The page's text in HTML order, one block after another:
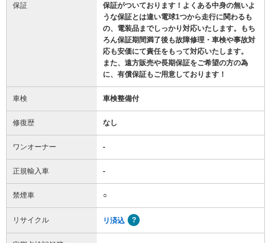
保証
保証がついております！よくある中身の無いよ
うな保証とは違い電球1つから走行に関わるも
の、電装品までしっかり対応いたします。もち
ろん保証期間満了後も故障修理・車検や事故対
応も安価にて責任をもって対応いたします。
また、遠方販売や長期保証をご希望の方の為
に、有償保証もご用意しております！
車検 車検整備付
修復歴 なし
ワンオーナー -
正規輸入車 -
禁煙車 ○
リサイクル リ済込